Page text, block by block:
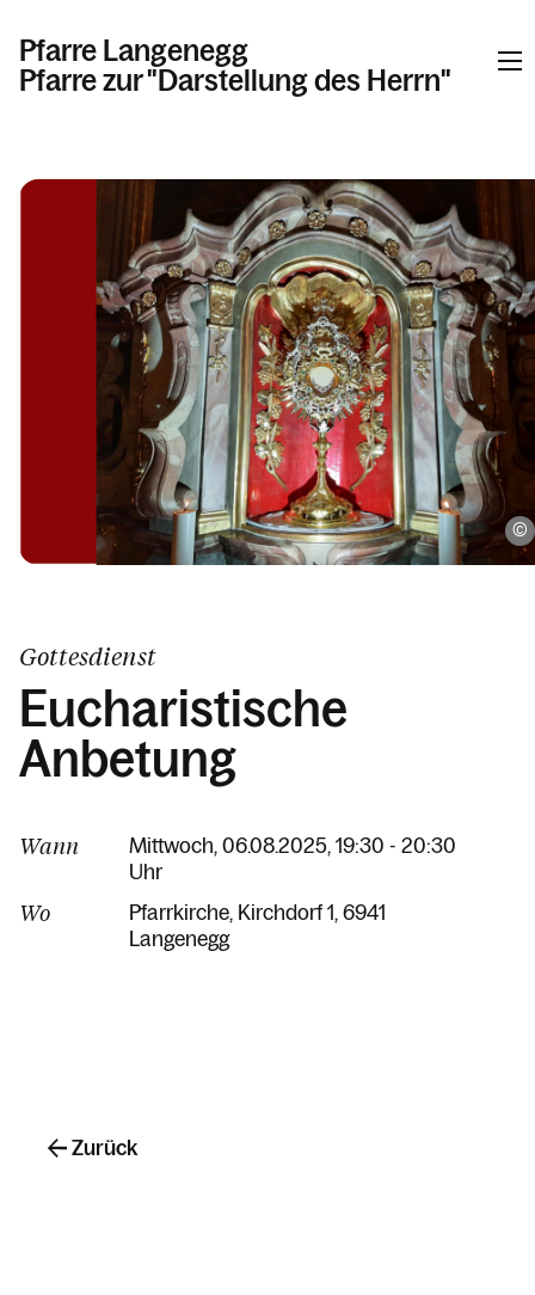
Pfarre Langenegg
Pfarre zur "Darstellung des Herrn"
Kalender
Personen
Kontakt
Gottesdienst
Eucharistische
Anbetung
Wann
Mittwoch, 06.08.2025, 19:30 - 20:30
Uhr
Wo Pfarrkirche Kirchdorf 1 6941
Langenegg
Zurück